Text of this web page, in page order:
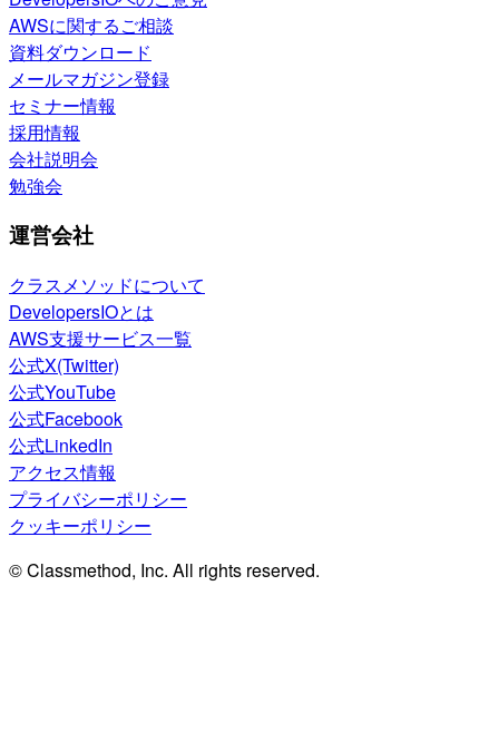
AWSに関するご相談
資料ダウンロード
メールマガジン登録
セミナー情報
採用情報
会社説明会
勉強会
運営会社
クラスメソッドについて
DevelopersIOとは
AWS支援サービス一覧
公式X(Twitter)
公式YouTube
公式Facebook
公式LinkedIn
アクセス情報
プライバシーポリシー
クッキーポリシー
© Classmethod, Inc. All rights reserved.